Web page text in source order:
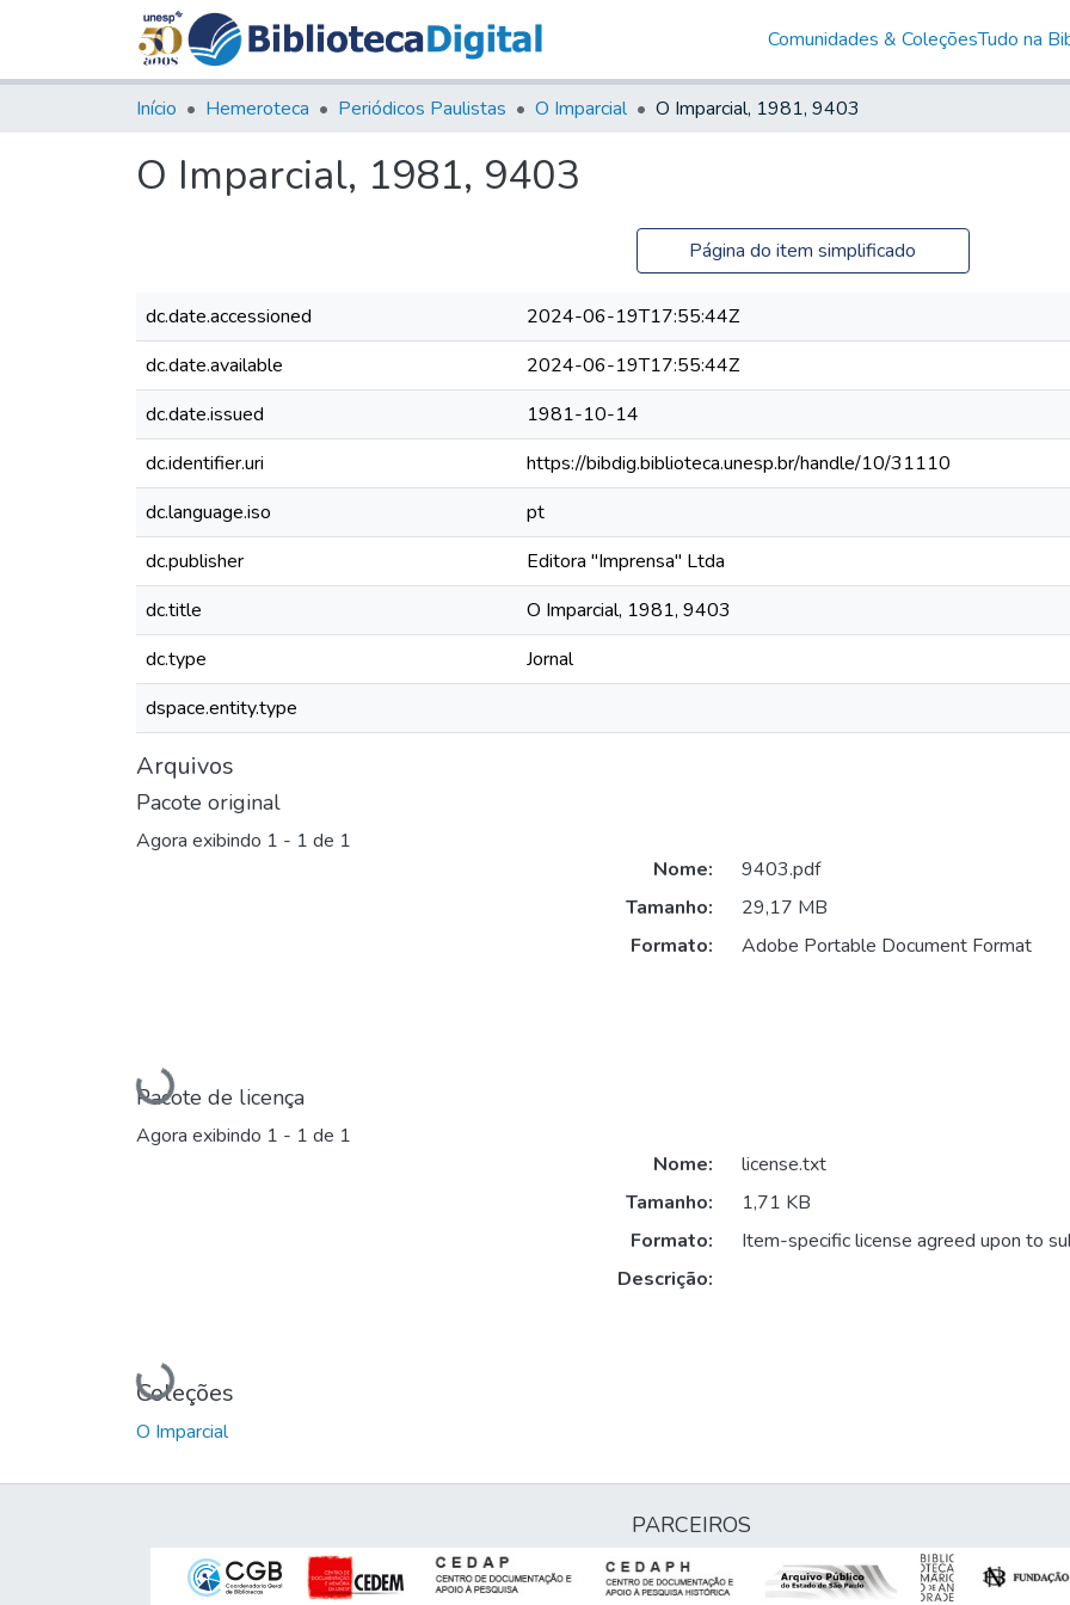
Comunidades & ColeçõesTudo na
Início Hemeroteca Periódicos Paulistas O Imparcial O Imparcial, 1981, 9403
O Imparcial, 1981, 9403
Página do item simplificado
dc.date.accessioned
2024-06-19T17:55:44Z
dc.date.available
2024-06-19T17:55:44Z
dc.date.issued
1981-10-14
dc.identifier.uri
https://bibdig.biblioteca.unesp.br/handle/10/31110
dc.language.iso
pt
dc.publisher
Editora "Imprensa" Ltda
dc.title
O Imparcial, 1981, 9403
dc.type
Jornal
dspace.entity.type
Arquivos
Pacote original
Agora exibindo 1 - 1 de 1
Carregando...
Nome:
9403.pdf
Tamanho:
29,17 MB
Formato:
Adobe Portable Document Format
Pacote de licença
Agora exibindo 1 - 1 de 1
Carregando...
Nome:
license.txt
Tamanho:
1,71 KB
Formato:
Item-specific license agreed upon to
Descrição:
Coleções
O Imparcial
PARCEIROS